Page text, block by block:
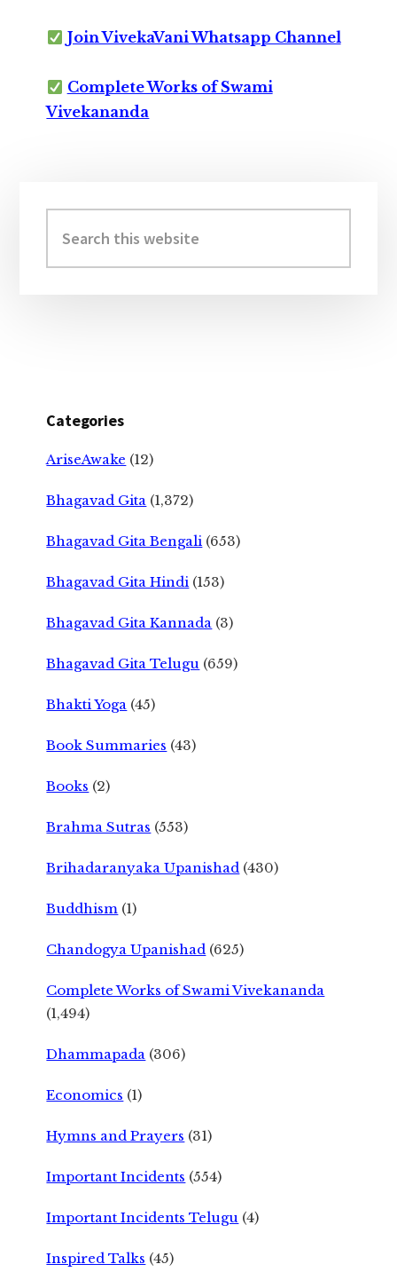
Join VivekaVani Whatsapp Channel
Complete Works of Swami
Vivekananda
Sidebar
this
website
Categories
AriseAwake (12)
Bhagavad Gita (1,372)
Bhagavad Gita Bengali (653)
Bhagavad Gita Hindi (153)
Bhagavad Gita Kannada (3)
Bhagavad Gita Telugu (659)
Bhakti Yoga (45)
Book Summaries (43)
Books (2)
Brahma Sutras (553)
Brihadaranyaka Upanishad (430)
Buddhism (1)
Chandogya Upanishad (625)
Complete Works of Swami Vivekananda
(1,494)
Dhammapada (306)
Economics (1)
Hymns and Prayers (31)
Important Incidents (554)
Important Incidents Telugu (4)
Inspired Talks (45)